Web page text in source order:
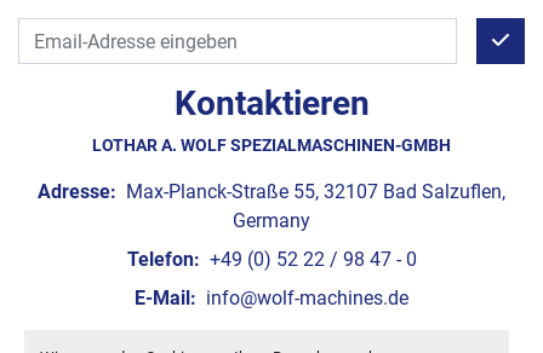
Kontaktieren
LOTHAR A. WOLF SPEZIALMASCHINEN-GMBH
Adresse: Max-Planck-Straße 55, 32107 Bad Salzuflen,
Germany
Telefon: +49 (0) 52 22 / 98 47 - 0
E-Mail: info@wolf-machines.de